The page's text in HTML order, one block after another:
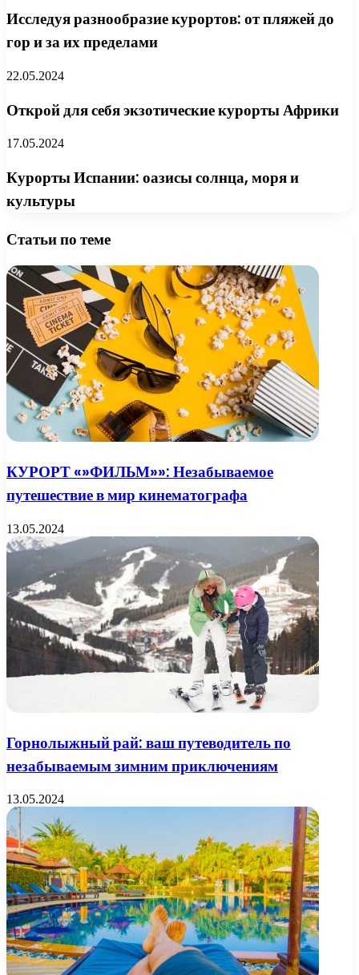
Исследуя разнообразие курортов: от пляжей до
гор и за их пределами
22.05.2024
Открой для себя экзотические курорты Африки
17.05.2024
Курорты Испании: оазисы солнца, моря и
культуры
Статьи по теме
КУРОРТ «»ФИЛЬМ»»: Незабываемое
путешествие в мир кинематографа
13.05.2024
Горнолыжный рай: ваш путеводитель по
незабываемым зимним приключениям
13.05.2024